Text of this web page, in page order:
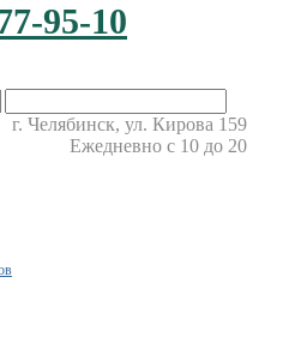
95-10
г. Челябинск, ул. Кирова 159
Ежедневно с 10 до 20